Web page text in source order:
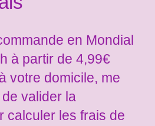
en Mondial
à partir de 4,99€
votre domicile, me
valider la
calculer les frais de